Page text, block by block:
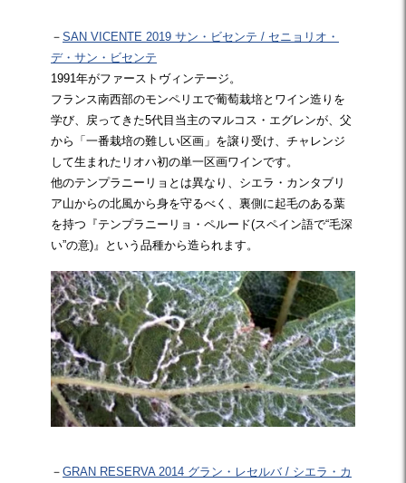
－ SAN VICENTE 2019 サン・ビセンテ / セニョリオ・
デ・サン・ビセンテ
1991年がファーストヴィンテージ。
フランス南西部のモンペリエで葡萄栽培とワイン造りを
学び、戻ってきた5代目当主のマルコス・エグレンが、父
から「一番栽培の難しい区画」を譲り受け、チャレンジ
して生まれたリオハ初の単一区画ワインです。
他のテンプラニーリョとは異なり、シエラ・カンタブリ
ア山からの北風から身を守るべく、裏側に起毛のある葉
を持つ『テンプラニーリョ・ペルード(スペイン語で“毛深
い”の意)』という品種から造られます。
－ GRAN RESERVA 2014 グラン・レセルバ / シエラ・カ